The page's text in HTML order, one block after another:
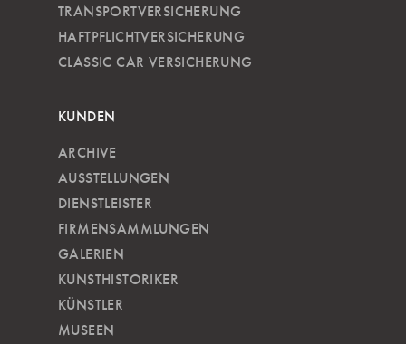
TRANSPORTVERSICHERUNG
HAFTPFLICHTVERSICHERUNG
CLASSIC CAR VERSICHERUNG
KUNDEN
ARCHIVE
AUSSTELLUNGEN
DIENSTLEISTER
FIRMENSAMMLUNGEN
GALERIEN
KUNSTHISTORIKER
KÜNSTLER
MUSEEN